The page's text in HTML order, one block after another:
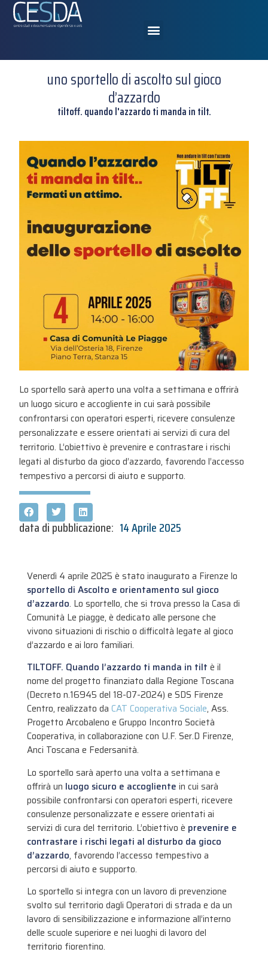
uno sportello di ascolto sul gioco
d’azzardo
tiltoff. quando l'azzardo ti manda in tilt.
Lo sportello sarà aperto una volta a settimana e offrirà
un luogo sicuro e accogliente in cui sarà possibile
confrontarsi con operatori esperti, ricevere consulenze
personalizzate e essere orientati ai servizi di cura del
territorio. L’obiettivo è prevenire e contrastare i rischi
legati al disturbo da gioco d’azzardo, favorendo l’accesso
tempestivo a percorsi di aiuto e supporto.
data di pubblicazione: 14 Aprile 2025
Venerdì 4 aprile 2025 è stato inaugurato a Firenze lo
sportello di Ascolto e orientamento sul gioco
d’azzardo. Lo sportello, che si trova presso la Casa di
Comunità Le piagge, è dedicato alle persone che
vivono situazioni di rischio o difficoltà legate al gioco
d’azzardo e ai loro familiari.
TILTOFF. Quando l’azzardo ti manda in tilt è il
nome del progetto finanziato dalla Regione Toscana
(Decreto n.16945 del 18-07-2024) e SDS Firenze
Centro, realizzato da CAT Cooperativa Sociale, Ass.
Progetto Arcobaleno e Gruppo Incontro Società
Cooperativa, in collaborazione con U.F. Ser.D Firenze,
Anci Toscana e Federsanità.
Lo sportello sarà aperto una volta a settimana e
offrirà un luogo sicuro e accogliente in cui sarà
possibile confrontarsi con operatori esperti, ricevere
consulenze personalizzate e essere orientati ai
servizi di cura del territorio. L’obiettivo è prevenire e
contrastare i rischi legati al disturbo da gioco
d’azzardo, favorendo l’accesso tempestivo a
percorsi di aiuto e supporto.
Lo sportello si integra con un lavoro di prevenzione
svolto sul territorio dagli Operatori di strada e da un
lavoro di sensibilizzazione e informazione all’interno
delle scuole superiore e nei luoghi di lavoro del
territorio fiorentino.